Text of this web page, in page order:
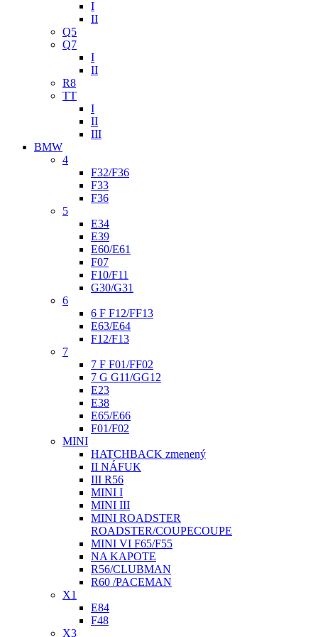
I
II
Q5
Q7
I
II
R8
TT
I
II
III
BMW
4
F32/F36
F33
F36
5
E34
E39
E60/E61
F07
F10/F11
G30/G31
6
6 F F12/FF13
E63/E64
F12/F13
7
7 F F01/FF02
7 G G11/GG12
E23
E38
E65/E66
F01/F02
MINI
HATCHBACK zmenený
II NÁFUK
III R56
MINI I
MINI III
MINI ROADSTER
ROADSTER/COUPECOUPE
MINI VI F65/F55
NA KAPOTE
R56/CLUBMAN
R60 /PACEMAN
X1
E84
F48
X3